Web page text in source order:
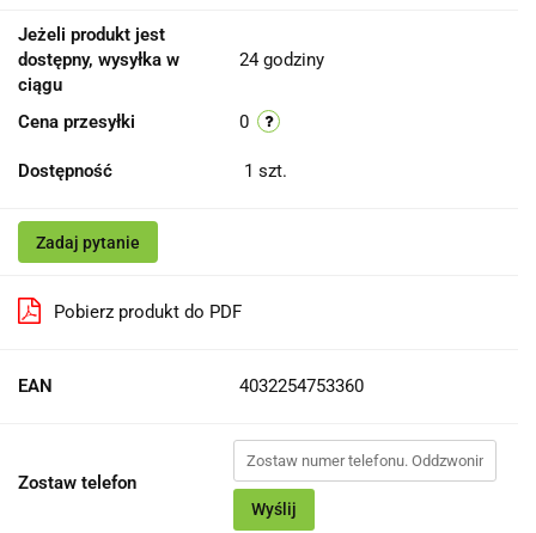
Jeżeli produkt jest
dostępny, wysyłka w
ciągu
24 godziny
Cena przesyłki 0
Dostępność 1 szt.
Zadaj pytanie
Pobierz produkt do PDF
EAN 4032254753360
Zostaw telefon
Wyślij